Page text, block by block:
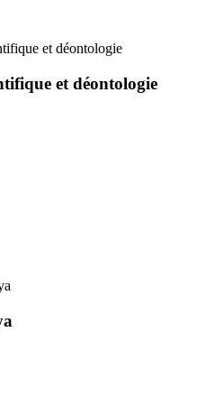
et déontologie
et déontologie